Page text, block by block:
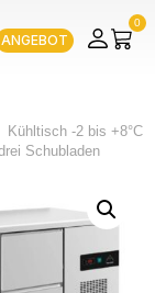
ANGEBOT
0
Kühltisch -2 bis +8°C
Schubladen